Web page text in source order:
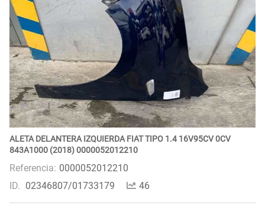
ALETA DELANTERA IZQUIERDA FIAT TIPO 1.4 16V95CV 0CV
843A1000 (2018) 0000052012210
Referencia: 0000052012210
ID. 02346807/01733179 46